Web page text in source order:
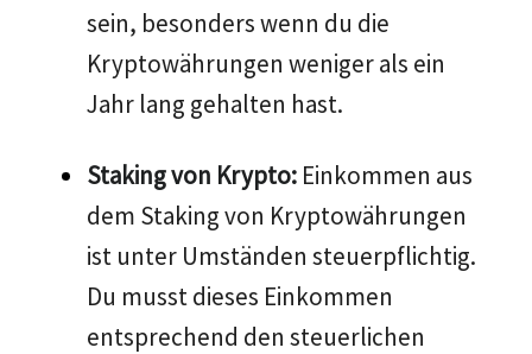
sein, besonders wenn du die
Kryptowährungen weniger als ein
Jahr lang gehalten hast.
Staking von Krypto: Einkommen aus
dem Staking von Kryptowährungen
ist unter Umständen steuerpflichtig.
Du musst dieses Einkommen
entsprechend den steuerlichen